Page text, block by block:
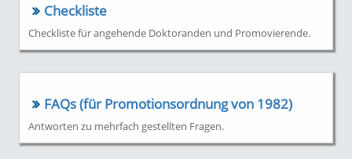
Checkliste
Checkliste für angehende Doktoranden und Promovierende.
FAQs (für Promotionsordnung von 1982)
Antworten zu mehrfach gestellten Fragen.